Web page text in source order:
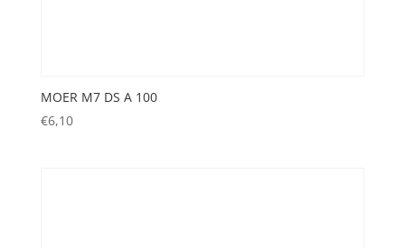
MOER M7 DS A 100
€6,10